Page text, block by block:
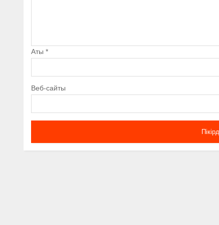
Аты*
Веб-сайты